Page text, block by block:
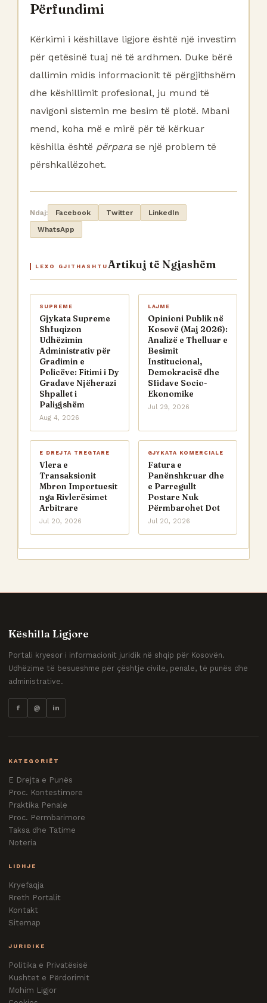
Përfundimi
Kërkimi i këshillave ligjore është një investim
për qetësinë tuaj në të ardhmen. Duke bërë
dallimin midis informacionit të përgjithshëm
dhe këshillimit profesional, ju mund të
navigoni sistemin me besim të plotë. Mbani
mend, koha më e mirë për të kërkuar
këshilla është përpara se një problem të
përshkallëzohet.
Ndaj: Facebook Twitter
LinkedIn
WhatsApp
LEXO GJITHASHTU Artikuj të Ngjashëm
SUPREME
Gjykata Supreme
Shfuqizon
Udhëzimin
Administrativ për
Gradimin e
Policëve: Fitimi i Dy
Gradave Njëherazi
Shpallet i
Paligjshëm
Aug 4, 2026
LAJME
Opinioni Publik në
Kosovë (Maj 2026):
Analizë e Thelluar e
Besimit
Institucional,
Demokracisë dhe
Sfidave Socio-
Ekonomike
Jul 29, 2026
E DREJTA TREGTARE
Vlera e
Transaksionit
Mbron Importuesit
nga Rivlerësimet
Arbitrare
Jul 20, 2026
GJYKATA KOMERCIALE
Fatura e
Panënshkruar dhe
e Parregullt
Postare Nuk
Përmbarohet Dot
Jul 20, 2026
Këshilla Ligjore
Portali kryesor i informacionit juridik në shqip për Kosovën.
Udhëzime të besueshme për çështje civile, penale, të punës dhe
administrative.
f @ in
KATEGORIËT
E Drejta e Punës
Proc. Kontestimore
Praktika Penale
Proc. Përmbarimore
Taksa dhe Tatime
Noteria
LIDHJE
Kryefaqja
Rreth Portalit
Kontakt
Sitemap
JURIDIKE
Politika e Privatësisë
Kushtet e Përdorimit
Mohim Ligjor